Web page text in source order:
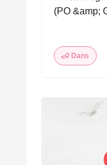
(PO &amp;
Dans